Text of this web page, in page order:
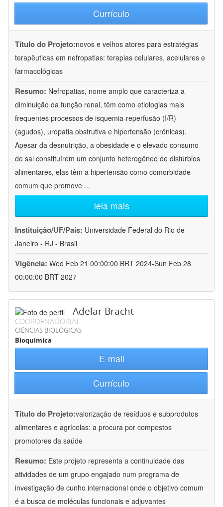
Currículo
Título do Projeto:novos e velhos atores para estratégias
terapêuticas em nefropatias: terapias celulares, acelulares e
farmacológicas
Resumo: Nefropatias, nome amplo que caracteriza a
diminuição da função renal, têm como etiologias mais
frequentes processos de isquemia-reperfusão (I/R)
(agudos), uropatia obstrutiva e hipertensão (crônicas).
Apesar da desnutrição, a obesidade e o elevado consumo
de sal constituírem um conjunto heterogêneo de distúrbios
alimentares, elas têm a hipertensão como comorbidade
comum que promove ...
leia mais
Instituição/UF/País: Universidade Federal do Rio de
Janeiro - RJ - Brasil
Vigência: Wed Feb 21 00:00:00 BRT 2024-Sun Feb 28
00:00:00 BRT 2027
Adelar Bracht
COORDENADOR(A)
CIÊNCIAS BIOLÓGICAS
Bioquímica
E-mail
Currículo
Título do Projeto:valorização de resíduos e subprodutos
alimentares e agrícolas: a procura por compostos
promotores da saúde
Resumo: Este projeto representa a continuidade das
atividades de um grupo engajado num programa de
investigação de cunho internacional onde o objetivo comum
é a busca de moléculas funcionais e adjuvantes